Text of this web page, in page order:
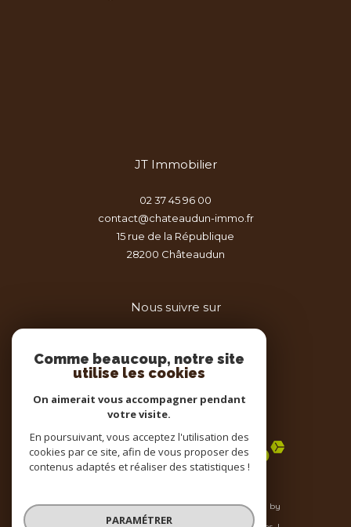
JT Immobilier
02 37 45 96 00
contact@chateaudun-immo.fr
15 rue de la République
28200
châteaudun
Nous suivre sur
Adhérents
© 2026 | Tous droits réservés | Traduction powered by
Google |
Comme beaucoup, notre site
utilise les cookies
On aimerait vous accompagner pendant
votre visite.
En poursuivant, vous acceptez l'utilisation des
cookies par ce site, afin de vous proposer des
contenus adaptés et réaliser des statistiques !
PARAMÉTRER